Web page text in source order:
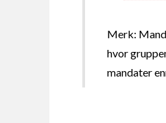
Merk:
hvor
mandater